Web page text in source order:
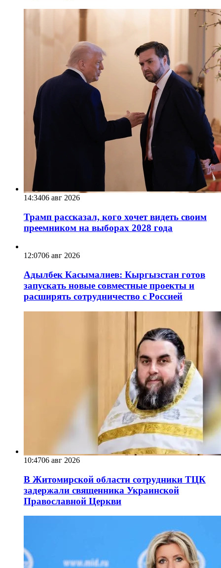
14:3406 авг 2026
Трамп рассказал, кого хочет видеть своим
преемником на выборах 2028 года
12:0706 авг 2026
Адылбек Касымалиев: Кыргызстан готов
запускать новые совместные проекты и
расширять сотрудничество с Россией
10:4706 авг 2026
В Житомирской области сотрудники ТЦК
задержали священника Украинской
Православной Церкви